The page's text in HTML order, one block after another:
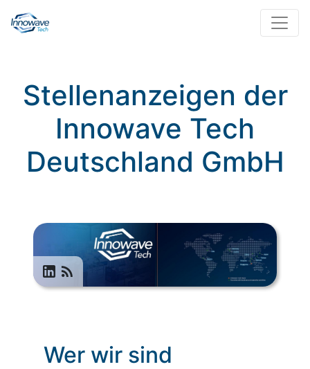
Stellenanzeigen der
Innowave Tech
Deutschland GmbH
Wer wir sind